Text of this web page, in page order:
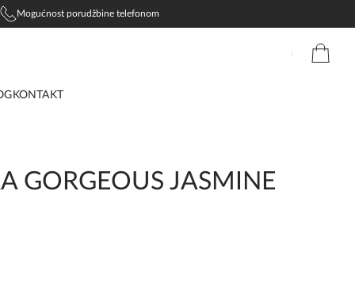
Mogućnost porudžbine telefonom
KONTAKT
GORGEOUS JASMINE